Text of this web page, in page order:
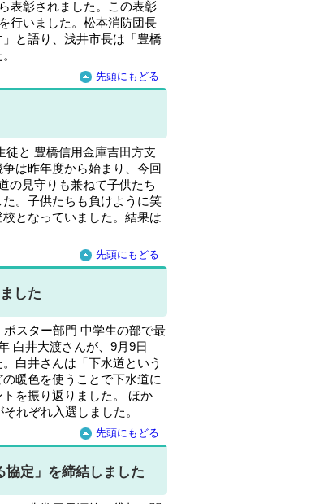
表彰されました。この表彰
行いました。松本消防団長
と語り、浅井市長は「豊橋
先頭にもどる
徒と 豊橋信用金庫吉田方支
は昨年度から始まり、今回
の見守りも兼ねて子供たち
。子供たちも負けように笑
となっていました。結果は
先頭にもどる
した
スター部門 中学生の部で最
白井大渡さんが、9月9日
白井さんは「下水道という
暖色を使うことで下水道に
を振り返りました。 ほか
れぞれ入選しました。
先頭にもどる
協定」を締結しました